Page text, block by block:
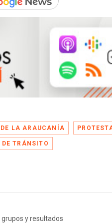
DE LA ARAUCANÍA
DE TRÁNSITO
grupos y resultados